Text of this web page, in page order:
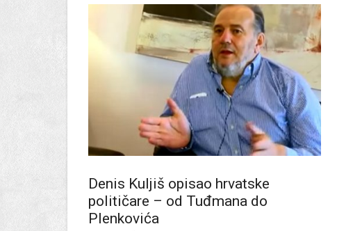
Denis Kuljiš opisao hrvatske
političare – od Tuđmana do
Plenkovića